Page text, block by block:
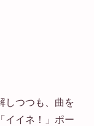
しつつも、曲を
イイネ！」ポー